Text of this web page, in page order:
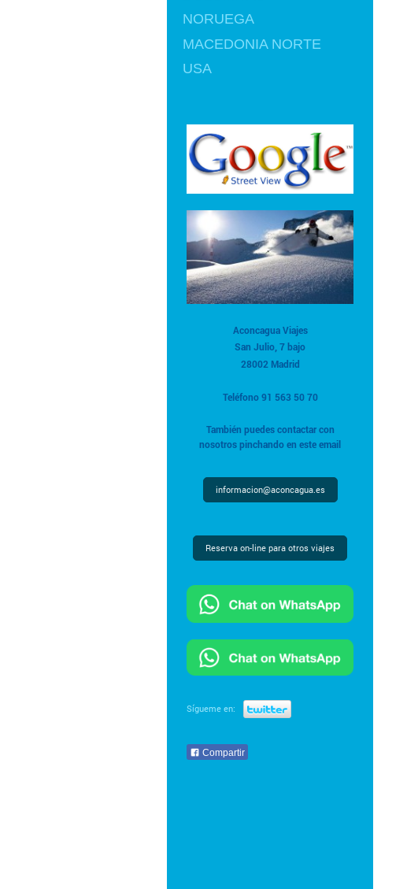
NORUEGA
MACEDONIA NORTE
USA
Aconcagua Viajes
San Julio, 7 bajo
28002 Madrid
Teléfono 91 563 50 70
También puedes contactar con
nosotros pinchando en este email
informacion@aconcagua.es
Reserva on-line para otros viajes
Sígueme en:
Compartir